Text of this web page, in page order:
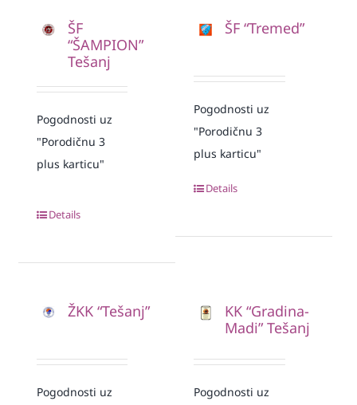
ŠF
“ŠAMPION”
Tešanj
Pogodnosti uz
"Porodičnu 3
plus karticu"
Details
ŠF “Tremed”
Pogodnosti uz
"Porodičnu 3
plus karticu"
Details
ŽKK “Tešanj”
Pogodnosti uz
KK “Gradina-
Madi” Tešanj
Pogodnosti uz